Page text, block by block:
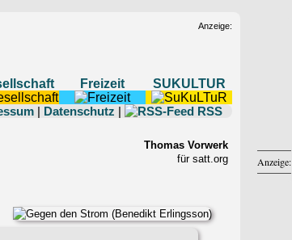
Anzeige:
Anzeige:
Freizeit
SUKULTUR
| Datenschutz | RSS
Thomas Vorwerk
für satt.org